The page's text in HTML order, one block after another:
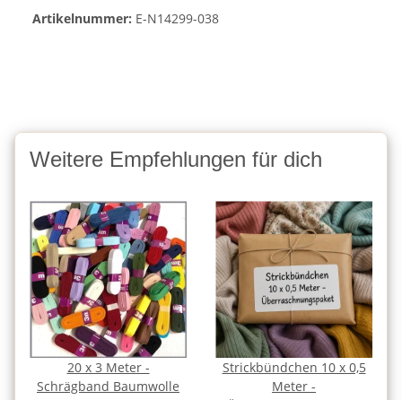
Artikelnummer: E-N14299-038
Weitere Empfehlungen für dich
20 x 3 Meter -
Schrägband Baumwolle
Strickbündchen 10 x 0,5
Meter -